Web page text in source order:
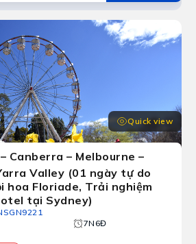
Quick view
Canberra – Melbourne –
Valley (01 ngày tự do
hoa Floriade, Trải nghiệm
tại Sydney)
7N6Đ